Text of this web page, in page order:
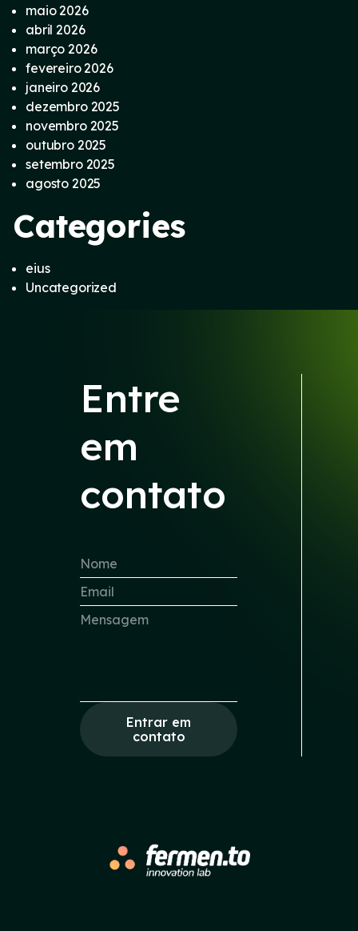
maio 2026
abril 2026
março 2026
fevereiro 2026
janeiro 2026
dezembro 2025
novembro 2025
outubro 2025
setembro 2025
agosto 2025
Categories
eius
Uncategorized
Entre
em
contato
Entrar em
contato